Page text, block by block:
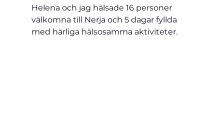
Helena och jag hälsade 16 personer
välkomna till Nerja och 5 dagar fyllda
med härliga hälsosamma aktiviteter.